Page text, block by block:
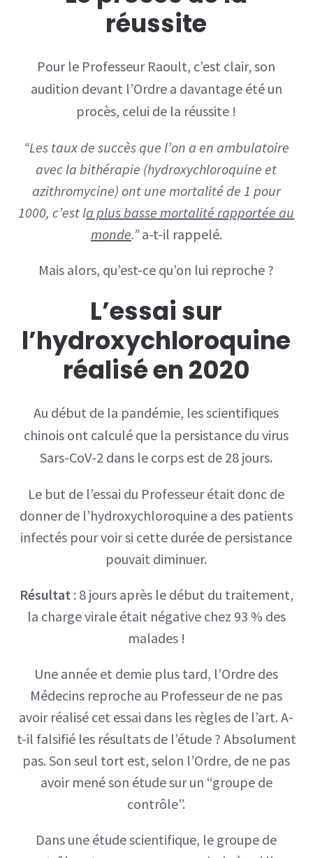
réussite
Pour le Professeur Raoult, c’est clair, son
audition devant l’Ordre a davantage été un
procès, celui de la réussite !
“Les taux de succès que l’on a en ambulatoire
avec la bithérapie (hydroxychloroquine et
azithromycine) ont une mortalité de 1 pour
1000, c’est la plus basse mortalité rapportée au
monde.”a-t-il rappelé.
Mais alors, qu’est-ce qu’on lui reproche ?
L’essai sur
l’hydroxychloroquine
réalisé en 2020
Au début de la pandémie, les scientifiques
chinois ont calculé que la persistance du virus
Sars-CoV-2 dans le corps est de 28 jours.
Le but de l’essai du Professeur était donc de
donner de l’hydroxychloroquine a des patients
infectés pour voir si cette durée de persistance
pouvait diminuer.
Résultat : 8 jours après le début du traitement,
la charge virale était négative chez 93 % des
malades !
Une année et demie plus tard, l’Ordre des
Médecins reproche au Professeur de ne pas
avoir réalisé cet essai dans les règles de l’art. A-
t-il falsifié les résultats de l’étude ? Absolument
pas. Son seul tort est, selon l’Ordre, de ne pas
avoir mené son étude sur un “groupe de
contrôle”.
Dans une étude scientifique, le groupe de